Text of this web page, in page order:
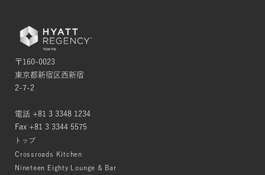
〒160-0023
東京都新宿区西新宿
2-7-2
電話 +81 3 3348 1234
Fax +81 3 3344 5575
トップ
Crossroads Kitchen
Nineteen Eighty Lounge & Bar